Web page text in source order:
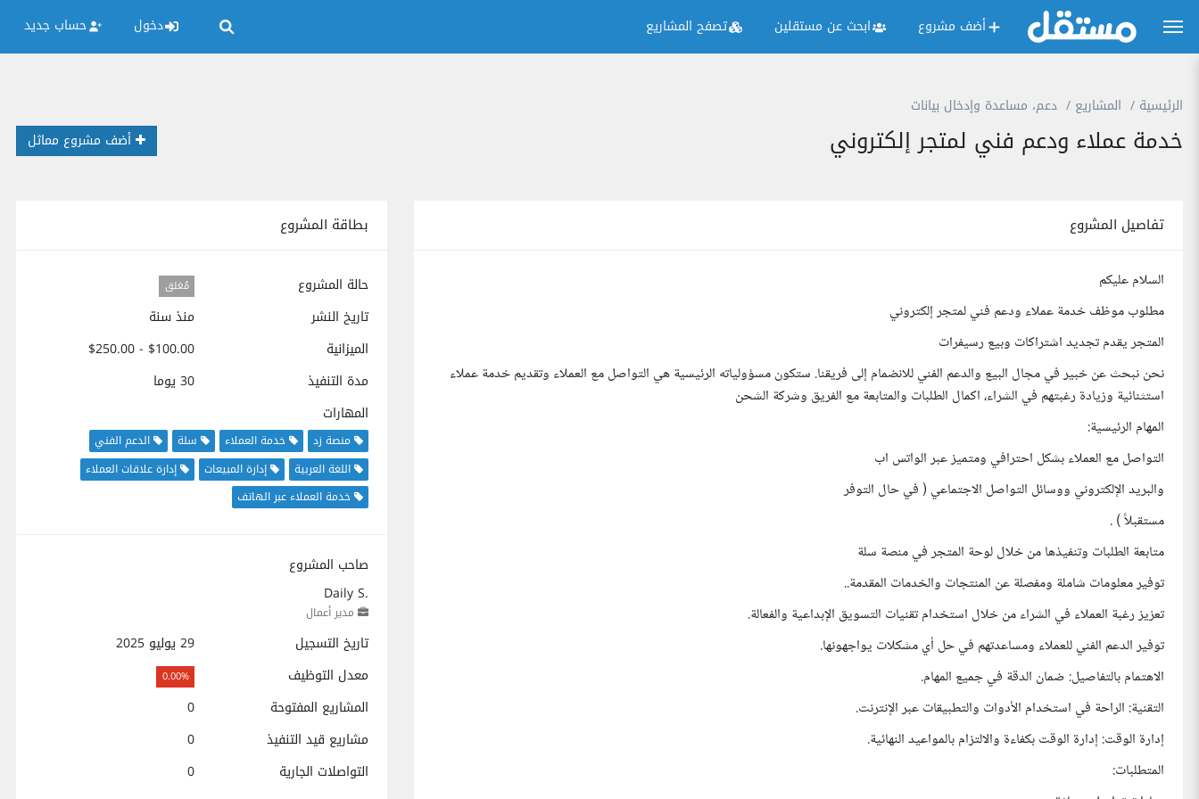
أضف مشروع ابحث عن مستقلين تصفح المشاريع دخول حساب جديد
الرئيسية المشاريع دعم، مساعدة وإدخال بيانات
خدمة عملاء ودعم فني لمتجر إلكتروني أضف مشروع مماثل
بطاقة المشروع
حالة المشروع مُغلق
تاريخ النشر
منذ سنة
الميزانية
$100.00 - $250.00
مدة التنفيذ
30 يوما
المهارات
منصة زد خدمة العملاء سلة
الدعم الفني
اللغة العربية
إدارة المبيعات
إدارة علاقات العملاء
خدمة العملاء عبر الهاتف
صاحب المشروع
Daily S.
مدير أعمال
تاريخ التسجيل
29 يوليو 2025
معدل التوظيف
0.00%
المشاريع المفتوحة
0
مشاريع قيد التنفيذ
0
التواصلات الجارية
0
تفاصيل المشروع
السلام عليكم
مطلوب موظف خدمة عملاء ودعم فني لمتجر إلكتروني
المتجر يقدم تجديد اشتراكات وبيع رسيفرات
نحن نبحث عن خبير في مجال البيع والدعم الفني للانضمام إلى فريقنا. ستكون مسؤولياته الرئيسية هي التواصل مع العملاء وتقديم خدمة عملاء
استثنائية وزيادة رغبتهم في الشراء، اكمال الطلبات والمتابعة مع الفريق وشركة الشحن
المهام الرئيسية:
التواصل مع العملاء بشكل احترافي ومتميز عبر الواتس اب
والبريد الإلكتروني ووسائل التواصل الاجتماعي ( في حال التوفر
مستقبلاً ) .
متابعة الطلبات وتنفيذها من خلال لوحة المتجر في منصة سلة
توفير معلومات شاملة ومفصلة عن المنتجات والخدمات المقدمة..
تعزيز رغبة العملاء في الشراء من خلال استخدام تقنيات التسويق الإبداعية والفعالة.
توفير الدعم الفني للعملاء ومساعدتهم في حل أي مشكلات يواجهونها.
الاهتمام بالتفاصيل: ضمان الدقة في جميع المهام.
التقنية: الراحة في استخدام الأدوات والتطبيقات عبر الإنترنت.
إدارة الوقت: إدارة الوقت بكفاءة والالتزام بالمواعيد النهائية.
المتطلبات: